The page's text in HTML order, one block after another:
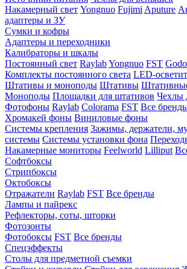
Накамерный свет Yongnuo Fujimi Aputure
адаптеры и ЗУ
Сумки и кофры
Адаптеры и переходники
Калибраторы и шкалы
Постоянный свет RaylabYongnuo FST
Комплекты постоянного света LED-
Штативы и моноподы Штативы
Моноподы Площадки для штативов Чехлы
Фотофоны Raylab Colorama FST Все
Хромакей фоны Виниловые фоны
Системы крепления Зажимы, держатели,
системы Системы установки фона
Накамерные мониторы Feelworld Lilliput
Софтбоксы
Стрипбоксы
Октобоксы
Отражатели Raylab FST Все бренды
Лампы и пайрекс
Рефлекторы, соты, шторки
Фотозонты
Фотобоксы FST Все бренды
Спецэффекты
Столы для предметной съемки